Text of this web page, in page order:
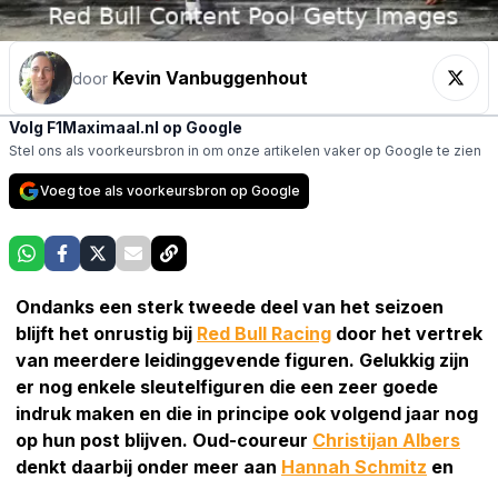
door Kevin Vanbuggenhout
Volg F1Maximaal.nl op Google
Stel ons als voorkeursbron in om onze artikelen vaker op Google te zien
Voeg toe als voorkeursbron op Google
Ondanks een sterk tweede deel van het seizoen
blijft het onrustig bij Red Bull Racing door het vertrek
van meerdere leidinggevende figuren. Gelukkig zijn
er nog enkele sleutelfiguren die een zeer goede
indruk maken en die in principe ook volgend jaar nog
op hun post blijven. Oud-coureur Christijan Albers
denkt daarbij onder meer aan Hannah Schmitz en